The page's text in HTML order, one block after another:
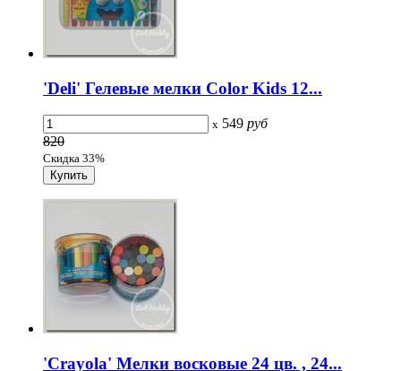
'Deli' Гелевые мелки Color Kids 12...
x 549 руб
820
Скидка 33%
'Crayola' Мелки восковые 24 цв. , 24...